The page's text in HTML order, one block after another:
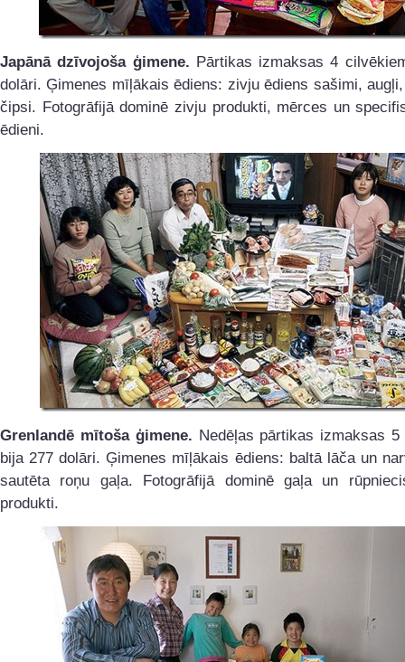
Japānā dzīvojoša ģimene. Pārtikas izmaksas 4
dolāri. Ģimenes mīļākais ēdiens: zivju ēdiens sašimi,
čipsi. Fotogrāfijā dominē zivju produkti, mērces un
ēdieni.
Grenlandē mītoša ģimene. Nedēļas pārtikas izmaksas
bija 277 dolāri. Ģimenes mīļākais ēdiens: baltā lāča un
sautēta roņu gaļa. Fotogrāfijā dominē gaļa un
produkti.